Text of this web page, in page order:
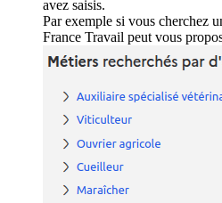
avez saisis.
Par exemple si vous cherchez
France Travail peut vous